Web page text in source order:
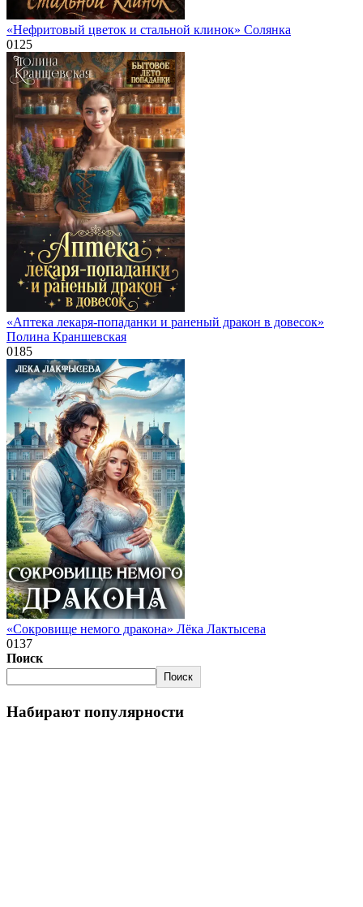
«Нефритовый цветок и стальной клинок» Солянка
0125
«Аптека лекаря-попаданки и раненый дракон в довесок»
Полина Краншевская
0185
«Сокровище немого дракона» Лёка Лактысева
0137
Поиск
Поиск
Набирают популярности